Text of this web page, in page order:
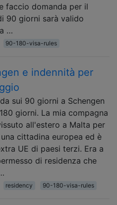
faccio domanda per il
90 giorni sarà valido
…
90-180-visa-rules
e indennità per
sui 90 giorni a Schengen
giorni. La mia compagna
all'estero a Malta per
cittadina europea ed è
UE di paesi terzi. Era a
di residenza che
residency 90-180-visa-rules